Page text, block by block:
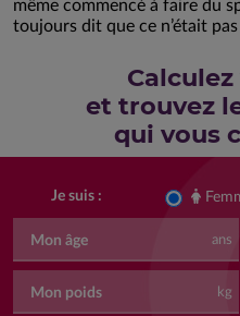
même commencé à faire du
toujours dit que ce n’était
et trouvez
qui vous
Je suis :
Mon âge ans
Mon poids kg